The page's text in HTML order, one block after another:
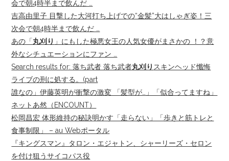
会で朝4時半まで飲んだ …
吉高由里子 目撃した大河打ち上げでの“金髪”大はしゃぎ姿！三
次会で朝4時半まで飲んだ …
あの「丸刈り 」にもした極悪女王の人気女優がまさかの ！？意
外なシチュエーションにファン …
Search results for: 落ち武者 落ち武者丸刈り スキンヘッド懺悔
ライブの刑に処する。(part
誰なの」伊藤英明が衝撃の激変 「髪型が…」「似合ってますね」
ネットあ然（ENCOUNT）
松岡昌宏 体形維持の秘訣明かす「走らない」「歩きと筋トレと
食事制限」 – au Webポータル
『キングスマン』タロン・エジャトン、シャーリーズ・セロン
を付け狙うサイコパス役